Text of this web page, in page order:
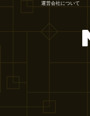
運営会社について